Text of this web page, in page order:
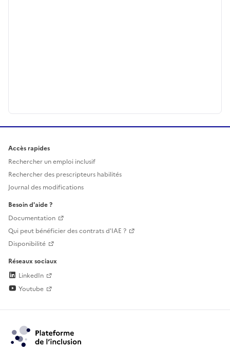
Accès rapides
Rechercher un emploi inclusif
Rechercher des prescripteurs habilités
Journal des modifications
Besoin d'aide ?
Documentation
Qui peut bénéficier des contrats d'IAE ?
Disponibilité
Réseaux sociaux
LinkedIn
Youtube